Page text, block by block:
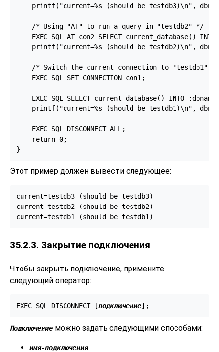
printf("current=%s (should be testdb3)\n",
    /* Using "AT" to run a query in "testdb2" */
EXEC SQL AT con2 SELECT current_database() INTO
printf("current=%s (should be testdb2)\n",
/* Switch the current connection to "testdb1".
    EXEC SQL SET CONNECTION con1;
    EXEC SQL SELECT current_database() INTO :dbname;
printf("current=%s (should be testdb1)\n",
    EXEC SQL DISCONNECT ALL;
    return 0;
Этот пример должен вывести следующее:
current=testdb3 (should be testdb3)
current=testdb2 (should be testdb2)
35.2.3. Закрытие подключения
Чтобы закрыть подключение, примените
следующий оператор:
EXEC SQL DISCONNECT [подключение];
Подключение можно задать следующими способами:
имя-подключения